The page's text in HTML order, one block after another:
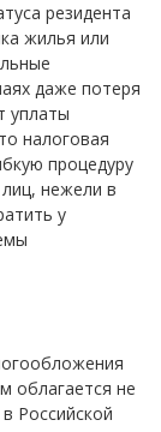
резидента
жилья или
даже потеря
уплаты
налоговая
процедуру
нежели в
у
облагается не
Российской